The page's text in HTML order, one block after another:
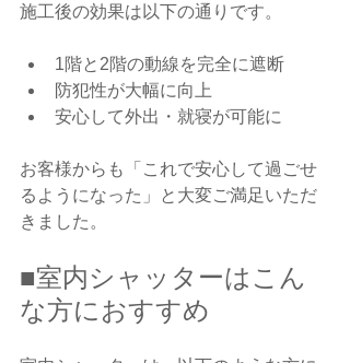
施工後の効果は以下の通りです。
1階と2階の動線を完全に遮断
防犯性が大幅に向上
安心して外出・就寝が可能に
お客様からも「これで安心して過ごせ
るようになった」と大変ご満足いただ
きました。
■室内シャッターはこん
な方におすすめ